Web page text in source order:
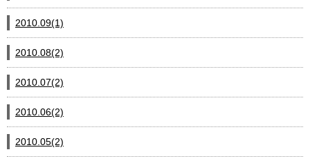
2010.09(1)
2010.08(2)
2010.07(2)
2010.06(2)
2010.05(2)